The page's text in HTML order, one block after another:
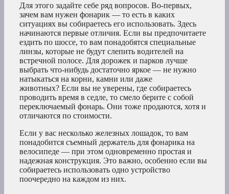
Для этого задайте себе ряд вопросов. Во-первых,
зачем вам нужен фонарик — то есть в каких
ситуациях вы собираетесь его использовать. Здесь
начинаются первые отличия. Если вы предпочитаете
ездить по шоссе, то вам понадобятся специальные
линзы, которые не будут слепить водителей на
встречной полосе. Для дорожек и парков лучше
выбрать что-нибудь достаточно яркое — не нужно
натыкаться на корни, камни или даже
животных? Если вы не уверены, где собираетесь
проводить время в седле, то смело берите с собой
переключаемый фонарь. Они тоже продаются, хотя и
отличаются по стоимости.
Если у вас несколько железных лошадок, то вам
понадобится съемный держатель для фонарика на
велосипеде — при этом одновременно простая и
надежная конструкция. Это важно, особенно если вы
собираетесь использовать одно устройство
поочередно на каждом из них.